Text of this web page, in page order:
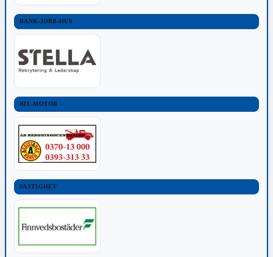
BANK-JOBB-HUS
BIL-MOTOR
FASTIGHET